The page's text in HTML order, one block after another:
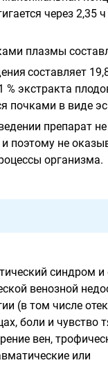
через 2,35
плазмы
составляет
% экстракта
почками в виде
препарат не
поэтому не
организма.
синдром и
венозной
(в том числе
боли и чувство
вен,
или